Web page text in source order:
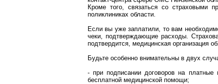
Кроме того, связаться со страховыми
поликлиниках области.
Если вы уже заплатили, то вам
чеки, подтверждающие расходы.
подтвердится, медицинская организация
Будьте особенно внимательны в двух
- при подписании договоров на платные
бесплатной медицинской помощи;